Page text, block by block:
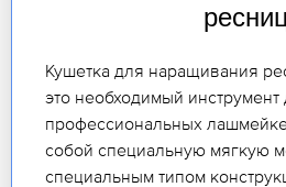
Кушетка для наращивания
это необходимый инструмент
профессиональных
собой специальную мягкую
специальным типом